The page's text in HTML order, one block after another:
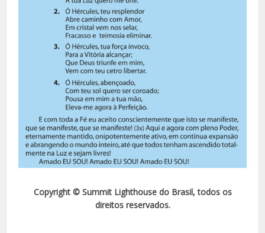
Copyright © Summit Lighthouse do Brasil, todos os
direitos reservados.